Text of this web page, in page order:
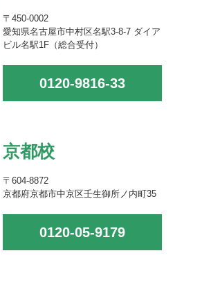
〒450-0002
愛知県名古屋市中村区名駅3-8-7 ダイア
ビル名駅1F（総合受付）
0120-9816-33
京都校
〒604-8872
京都府京都市中京区壬生御所ノ内町35
0120-05-9179